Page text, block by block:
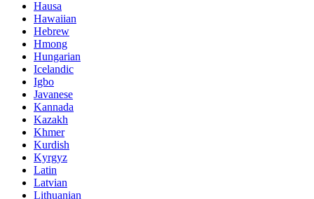
Hausa
Hawaiian
Hebrew
Hmong
Hungarian
Icelandic
Igbo
Javanese
Kannada
Kazakh
Khmer
Kurdish
Kyrgyz
Latin
Latvian
Lithuanian